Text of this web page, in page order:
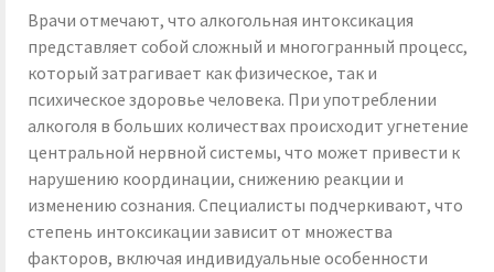
Врачи отмечают, что алкогольная интоксикация
представляет собой сложный и многогранный процесс,
который затрагивает как физическое, так и
психическое здоровье человека. При употреблении
алкоголя в больших количествах происходит угнетение
центральной нервной системы, что может привести к
нарушению координации, снижению реакции и
изменению сознания. Специалисты подчеркивают, что
степень интоксикации зависит от множества
факторов, включая индивидуальные особенности